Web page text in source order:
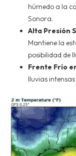
húmedo a la
Sonora.
Alta Presión
Mantiene la
posibilidad de
Frente Frío
lluvias